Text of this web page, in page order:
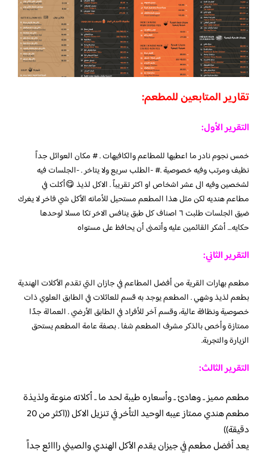
تقارير المتابعين للمطعم:
التقرير الأول:
خمس نجوم نادر ما اعطيها للمطاعم والكافيهات . # مكان العوائل جداً
نظيف ومرتب وفيه خصوصية .# -الطلب سريع ولا يتاخر . -الجلسات فيه
لشخصين وفيه الى عشر اشخاص او اكثر تقريباً . الاكل لذيذ 😋أكلت في
مطاعم هنديه لكن مثل هذا المطعم مستحيل للأمانه الأكل شي فاخر لا يغرك
ضيق الجلسات طلبت ٦ اصناف كل طبق ينافس الاخر تكا مسلا لوحدها
حكايه… أشكر القائمين عليه وأتمنى أن يحافظ على مستواه
التقرير الثاني:
مطعم بهارات القرية من أفضل المطاعم في جازان التي تقدم الأكلات الهندية
بطعم لذيذ وشهي . المطعم يوجد به قسم للعائلات في الطابق العلوي ذات
خصوصية ونظافة عالية، وقسم آخر للأفراد في الطابق الأرضي . العمالة جدًا
ممتازة وأخص بالذكر مشرف المطعم شفا . بصفة عامة المطعم يستحق
الزيارة والتجربة.
التقرير الثالث:
مطعم مميز .. وهادئ .. وأسعاره طيبة لحد ما .. أكلاته منوعة ولذيذة
‏مطعم هندي ممتاز عيبه الوحيد التأخر في تنزيل الاكل ((اكثر من 20
دقيقة))
يعد أفضل مطعم في جيزان يقدم الأكل الهندي والصيني رااائع جداً